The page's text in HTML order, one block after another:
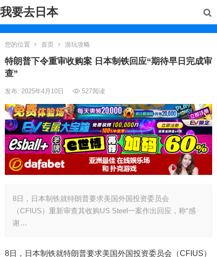
我要去日本
您的位置 首页 游玩攻略
特朗普下令重审收购案 日本制铁回应“期待早日完成审
查”
发布: 2025年4月10日 527阅读
8日，日本制铁就特朗普要求美国外国投资委员会
（CFIUS）重新审查其收购US Steel一案作出回应，称“感
谢…
8日，日本制铁就特朗普要求美国外国投资委员会（CFIUS）